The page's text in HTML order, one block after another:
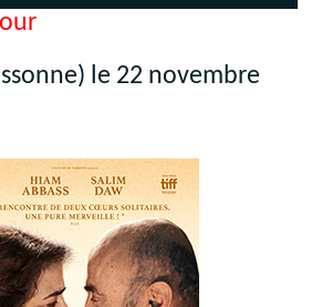
le 22 novembre